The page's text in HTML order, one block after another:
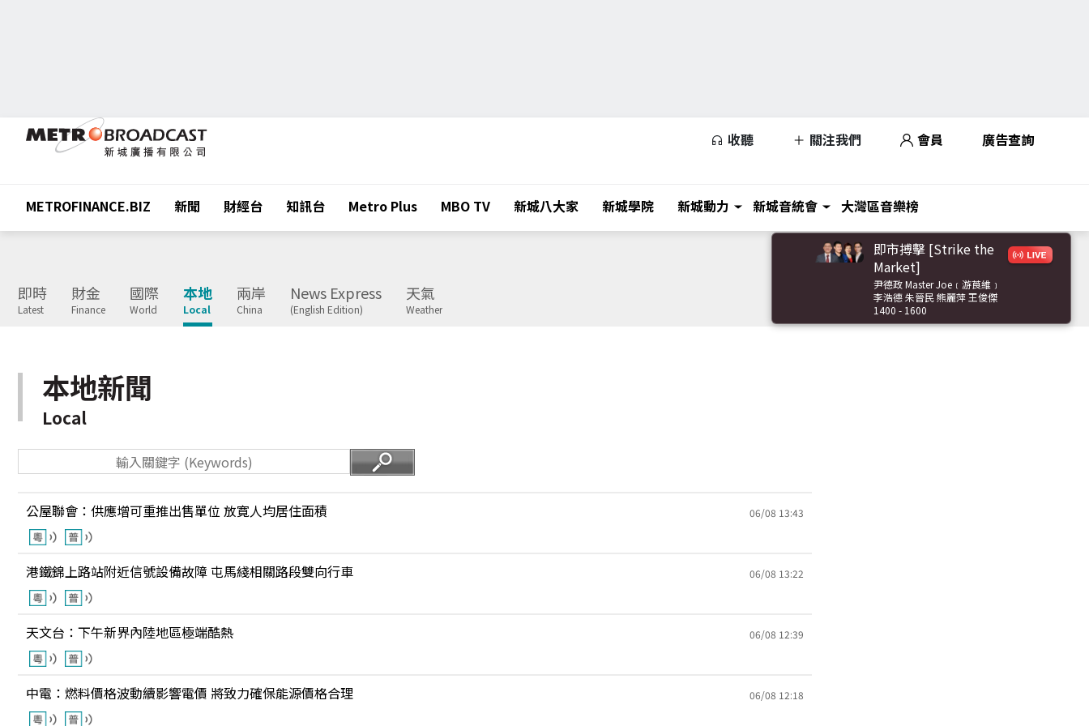
收聽 關注我們 會員 廣告查詢
METROFINANCE.BIZ 新聞 財經台 知訊台 Metro Plus MBO TV 新城八大家 新城學院 新城動力 新城音統會 大灣區音樂榜
即時
Latest
財金
Finance
國際
World
本地
Local
兩岸
China
News Express
(English Edition)
天氣
Weather
即市搏擊 [Strike the
Market]
尹德政 Master Joe﹝游莨維﹞
李浩德 朱晉民 熊麗萍 王俊傑
1400 - 1600
本地新聞
Local
公屋聯會：供應增可重推出售單位 放寛人均居住面積 06/08 13:43
港鐵錦上路站附近信號設備故障 屯馬綫相關路段雙向行車 06/08 13:22
天文台：下午新界內陸地區極端酷熱 06/08 12:39
中電：燃料價格波動續影響電價 將致力確保能源價格合理 06/08 12:18